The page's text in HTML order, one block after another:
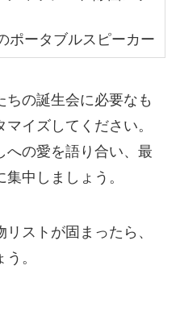
ポータブルスピーカー
ちの誕生会に必要なも
イズしてください。
への愛を語り合い、最
中しましょう。
ストが固まったら、
。